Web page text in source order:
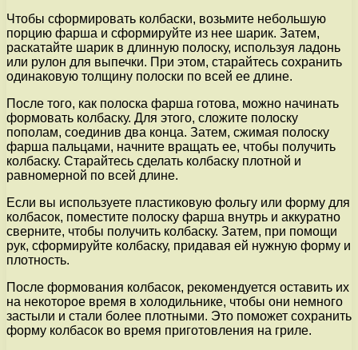
Чтобы сформировать колбаски, возьмите небольшую
порцию фарша и сформируйте из нее шарик. Затем,
раскатайте шарик в длинную полоску, используя ладонь
или рулон для выпечки. При этом, старайтесь сохранить
одинаковую толщину полоски по всей ее длине.
После того, как полоска фарша готова, можно начинать
формовать колбаску. Для этого, сложите полоску
пополам, соединив два конца. Затем, сжимая полоску
фарша пальцами, начните вращать ее, чтобы получить
колбаску. Старайтесь сделать колбаску плотной и
равномерной по всей длине.
Если вы используете пластиковую фольгу или форму для
колбасок, поместите полоску фарша внутрь и аккуратно
сверните, чтобы получить колбаску. Затем, при помощи
рук, сформируйте колбаску, придавая ей нужную форму и
плотность.
После формования колбасок, рекомендуется оставить их
на некоторое время в холодильнике, чтобы они немного
застыли и стали более плотными. Это поможет сохранить
форму колбасок во время приготовления на гриле.